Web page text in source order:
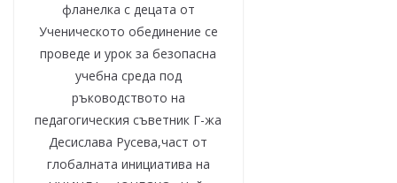
фланелка с децата от
Ученическото обединение се
проведе и урок за безопасна
учебна среда под
ръководството на
педагогическия съветник Г-жа
Десислава Русева,част от
глобалната инициатива на